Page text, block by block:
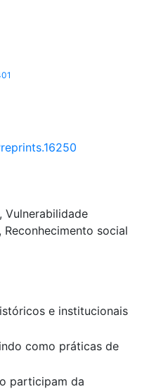
Vulnerabilidade
social
e institucionais
como práticas de
participam da